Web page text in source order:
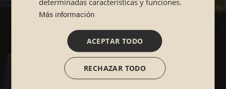
Más información
ACEPTAR TODO
RECHAZAR TODO